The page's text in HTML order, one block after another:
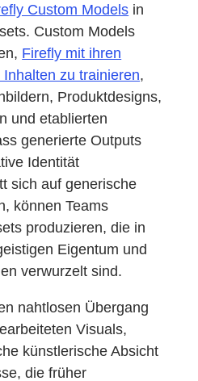
Custom Models in
Custom Models
Firefly mit ihren
zu trainieren,
Produktdesigns,
und etablierten
generierte Outputs
Identität
sich auf generische
können Teams
produzieren, die in
Eigentum und
verwurzelt sind.
nahtlosen Übergang
Visuals,
künstlerische Absicht
die früher